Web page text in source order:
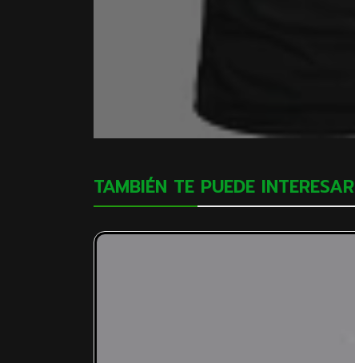
TAMBIÉN TE PUEDE INTERESAR